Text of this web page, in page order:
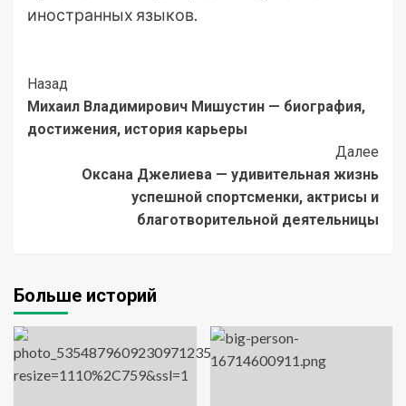
иностранных языков.
Post
Navigation
Назад
Михаил Владимирович Мишустин — биография,
достижения, история карьеры
Далее
Оксана Джелиева — удивительная жизнь
успешной спортсменки, актрисы и
благотворительной деятельницы
Больше историй